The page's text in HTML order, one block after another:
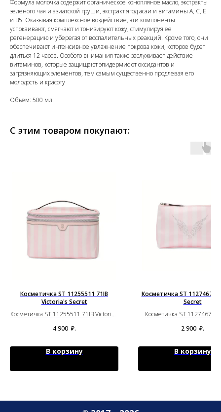
Формула молочка содержит органическое конопляное масло, экстракты
зеленого чая и азиатской груши, экстракт ягод асаи и витамины А, С, Е
и В5. Оказывая комплексное воздействие, эти компоненты
успокаивают, смягчают и тонизируют кожу, стимулируя ее
регенерацию и уберегая от воспалительных реакций. Кроме того, они
обеспечивают интенсивное увлажнение покрова кожи, которое будет
длиться 12 часов. Особого внимания также заслуживает действие
витаминов, которые защищают эпидермис от оксидантов и
загрязняющих элементов, тем самым существенно продлевая его
молодость и красоту
Объем: 500 мл.
С этим товаром покупают:
Косметичка ST 11255511 71IB
Victoria's Secret
Косметичка ST 11255511 71IB Victoria's
4 900 ₽.
В корзину
Косметичка ST 11274675
Secret
Косметичка ST 11274675
2 900 ₽.
В корзину